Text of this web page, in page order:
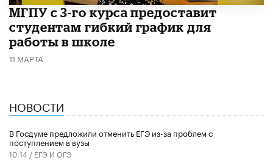
МГПУ с 3-го курса предоставит
студентам гибкий график для
работы в школе
11 МАРТА
НОВОСТИ
В Госдуме предложили отменить ЕГЭ из-за проблем с
поступлением в вузы
10:14 / ЕГЭ И ОГЭ